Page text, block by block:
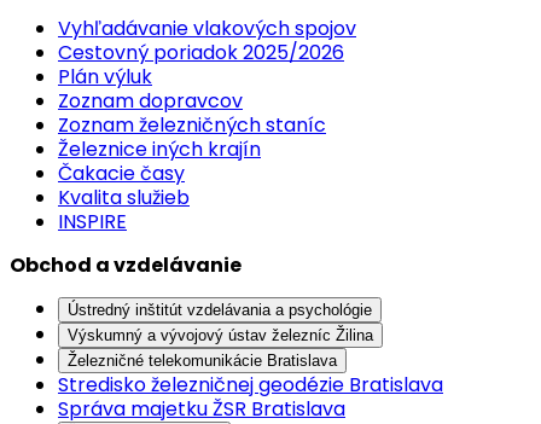
Vyhľadávanie vlakových spojov
Cestovný poriadok 2025/2026
Plán výluk
Zoznam dopravcov
Zoznam železničných staníc
Železnice iných krajín
Čakacie časy
Kvalita služieb
INSPIRE
Obchod a vzdelávanie
Ústredný inštitút vzdelávania a psychológie
Výskumný a vývojový ústav železníc Žilina
Železničné telekomunikácie Bratislava
Stredisko železničnej geodézie Bratislava
Správa majetku ŽSR Bratislava